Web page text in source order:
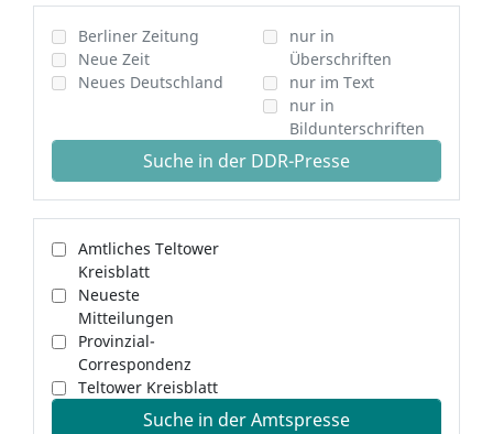
Berliner Zeitung
Neue Zeit
Neues Deutschland
nur in
Überschriften
nur im Text
nur in
Bildunterschriften
Suche in der DDR-Presse
Amtliches Teltower
Kreisblatt
Neueste
Mitteilungen
Provinzial-
Correspondenz
Teltower Kreisblatt
Suche in der Amtspresse